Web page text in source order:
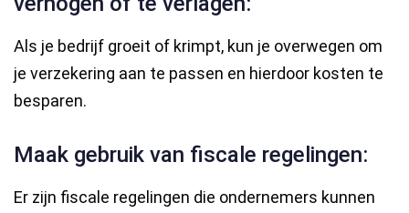
Als je bedrijf groeit of krimpt, kun je overwegen om
je verzekering aan te passen en hierdoor kosten te
besparen.
Maak gebruik van fiscale regelingen:
Er zijn fiscale regelingen die ondernemers kunnen